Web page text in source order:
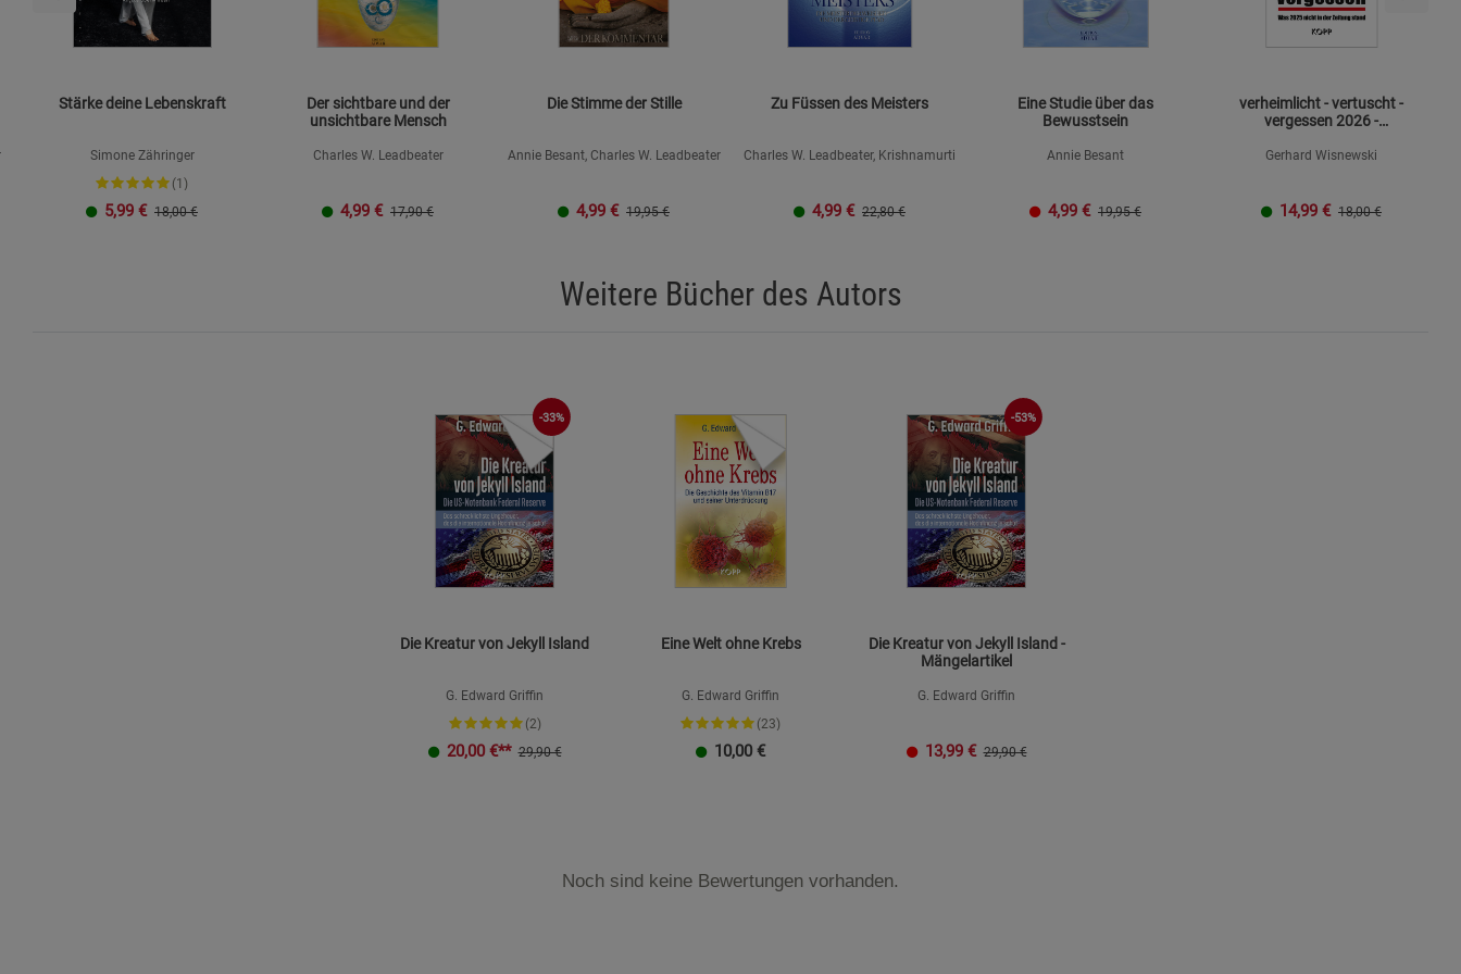
Stärke deine Lebenskraft
Simone Zähringer
(1)
5,99 € 18,00 €
Der sichtbare und der
unsichtbare Mensch
Charles W. Leadbeater
4,99 € 17,90 €
Die Stimme der Stille
Annie Besant, Charles W. Leadbeater
4,99 € 19,95 €
Zu Füssen des Meisters
Charles W. Leadbeater, Krishnamurti
4,99 € 22,80 €
Eine Studie über das
Bewusstsein
Annie Besant
4,99 € 19,95 €
verheimlicht - vertuscht -
vergessen 2026 -
Gerhard Wisnewski
14,99 € 18,00 €
Weitere Bücher des Autors
-33%
Die Kreatur von Jekyll Island
G. Edward Griffin
(2)
20,00 €** 29,90 €
Eine Welt ohne Krebs
G. Edward Griffin
(23)
10,00 €
-53%
Die Kreatur von Jekyll Island -
Mängelartikel
G. Edward Griffin
13,99 € 29,90 €
Noch sind keine Bewertungen vorhanden.
Statistik Cookies (2) Statistik Cookies
Marketing Cookies (3) Marketing Cookies